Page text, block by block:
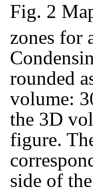
Fig. 2
zones for
rounded
volume:
the 3D
figure.
side of